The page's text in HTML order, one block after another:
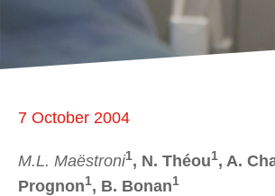
7 October 2004
M.L. Maëstroni1, N. Théou1, A.
Prognon1, B. Bonan1